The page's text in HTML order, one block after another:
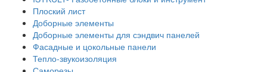
Плоский лист
Доборные элементы
Доборные элементы для сэндвич панелей
Фасадные и цокольные панели
Тепло-звукоизоляция